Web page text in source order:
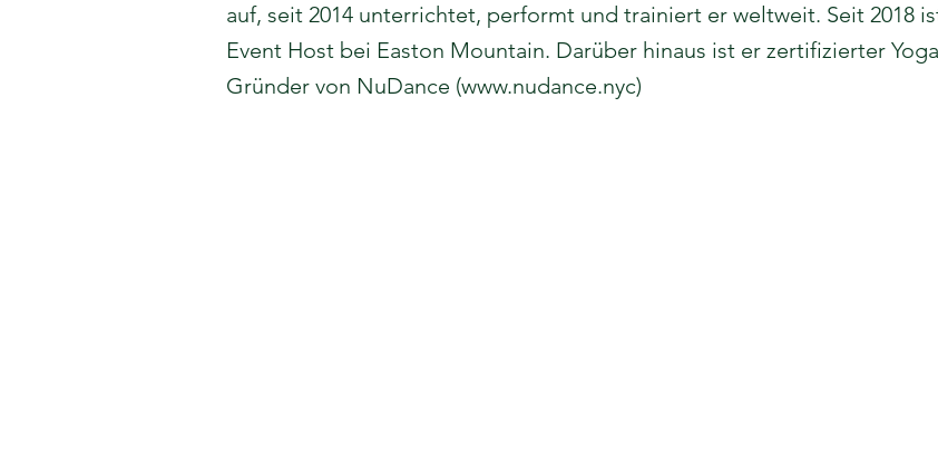
auf, seit 2014 unterrichtet, performt und trainiert er weltweit. Seit 2018
Event Host bei Easton Mountain. Darüber hinaus ist er zertifizierter
Gründer von NuDance (www.nudance.nyc)